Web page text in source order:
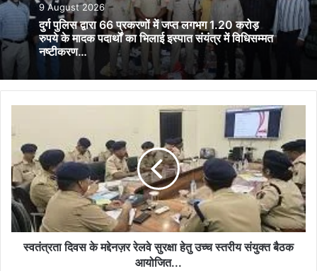
9 August 2026
दुर्ग पुलिस द्वारा 66 प्रकरणों में जप्त लगभग 1.20 करोड़
रुपये के मादक पदार्थों का भिलाई इस्पात संयंत्र में विधिसम्मत
नष्टीकरण…
मद्देनज़र
रेलवे
सुरक्षा
हेतु
उच्च
स्तरीय
संयुक्तस्वतंत्रता दिवस के मद्देनज़र रेलवे सुरक्षा हेतु उच्च स्तरीय संयुक्त बैठक
आयोजित...